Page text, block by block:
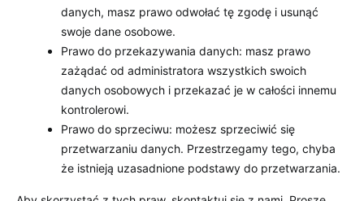
danych, masz prawo odwołać tę zgodę i usunąć
swoje dane osobowe.
Prawo do przekazywania danych: masz prawo
zażądać od administratora wszystkich swoich
danych osobowych i przekazać je w całości innemu
kontrolerowi.
Prawo do sprzeciwu: możesz sprzeciwić się
przetwarzaniu danych. Przestrzegamy tego, chyba
że istnieją uzasadnione podstawy do przetwarzania.